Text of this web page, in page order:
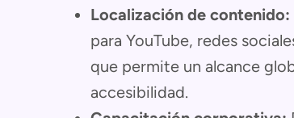
Localización de contenido:
para YouTube, redes
que permite un alcance
accesibilidad.